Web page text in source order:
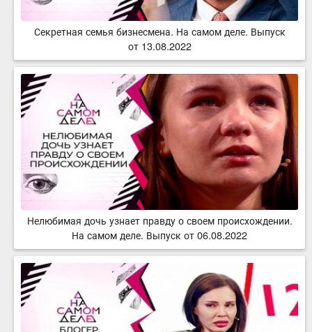
Секретная семья бизнесмена. На самом деле. Выпуск
от 13.08.2022
Нелюбимая дочь узнает правду о своем происхождении.
На самом деле. Выпуск от 06.08.2022